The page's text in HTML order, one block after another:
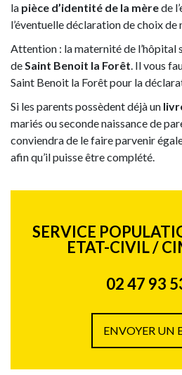
la pièce d’identité de la mèrede
l’éventuelle déclaration de choix de
Attention : la maternité de l’hôpital
deSaint Benoit la Forêt. Il vous
Saint Benoit la Forêt pour la
Si les parents possèdent déjà un
mariés ou seconde naissance de
conviendra de le faire parvenir
afin qu’il puisse être complété.
SERVICE
ETAT-CIVIL /
02 47 93
ENVOYER UN